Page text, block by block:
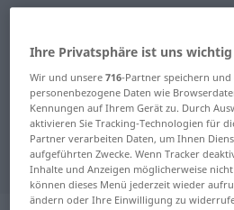
Deutsch-
für "beginnen"
"beginnen"
Übersetzung
Ihre Privatsphäre ist uns wichtig
Wir und unsere716-Partner speichern
personenbezogene Daten wie
Kennungen auf Ihrem Gerät zu. Durch
aktivieren Sie Tracking-Technologien für
Partner verarbeiten Daten, um Ihnen
aufgeführten Zwecke. Wenn Tracker
Inhalte und Anzeigen möglicherweise
können dieses Menü jederzeit wieder
ändern oder Ihre Einwilligung zu